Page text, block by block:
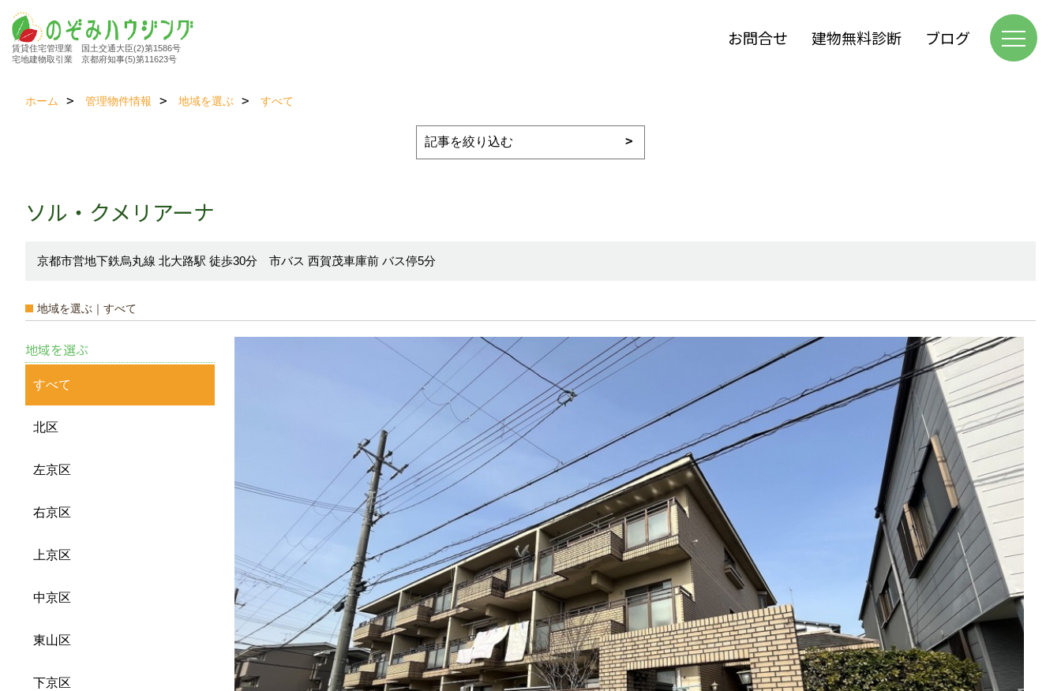
賃貸住宅管理業 国土交通大臣(2)第1586号
宅地建物取引業 京都府知事(5)第11623号
お問合せ 建物無料診断 ブログ
ホーム 管理物件情報 地域を選ぶ すべて
ソル・クメリアーナ
京都市営地下鉄烏丸線 北大路駅 徒歩30分 市バス 西賀茂車庫前 バス停5分
地域を選ぶ｜すべて
地域を選ぶ
すべて
北区
左京区
右京区
上京区
中京区
東山区
下京区